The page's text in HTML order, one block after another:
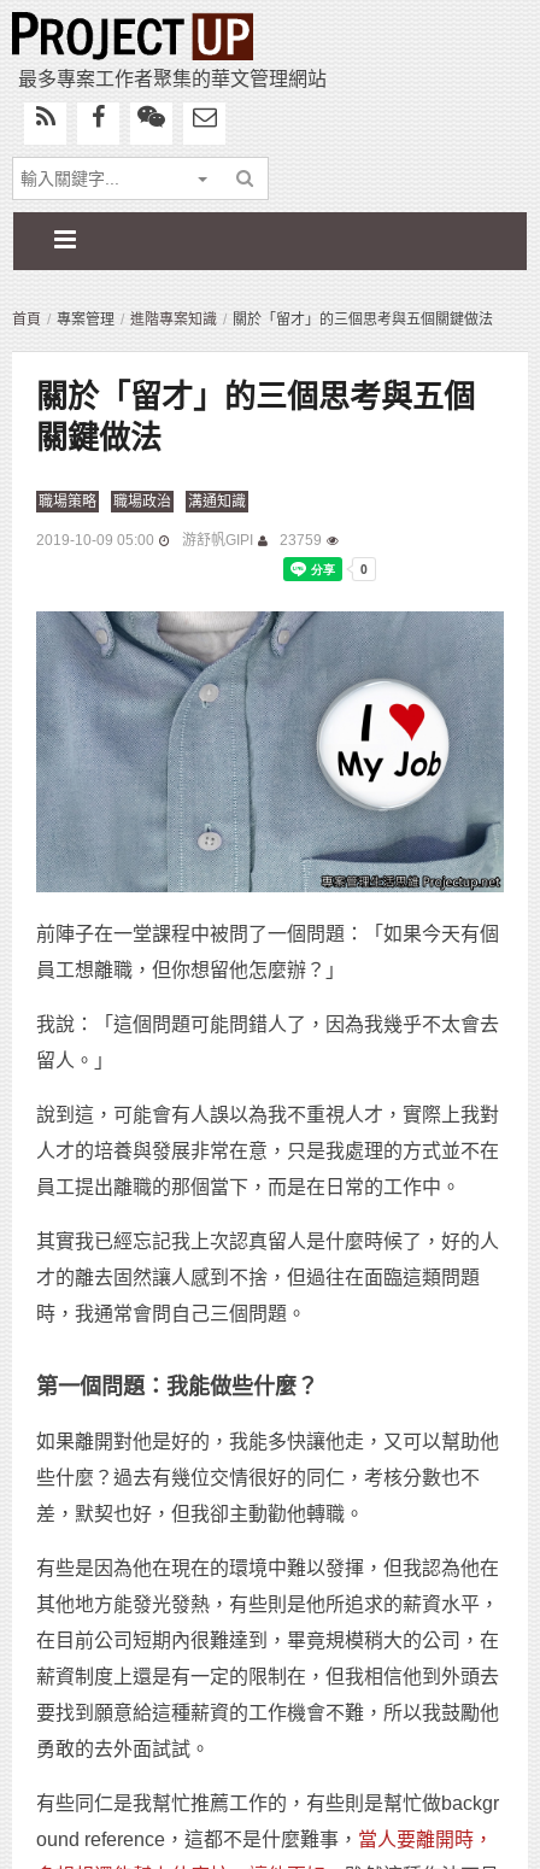
最多專案工作者聚集的華文管理網站
首頁 專案管理 進階專案知識 關於「留才」的三個思考與五個關鍵做法
關於「留才」的三個思考與五個
關鍵做法
職場策略 職場政治 溝通知識
2019-10-09 05:00 游舒帆GIPI 23759
前陣子在一堂課程中被問了一個問題：「如果今天有個
員工想離職，但你想留他怎麼辦？」
我說：「這個問題可能問錯人了，因為我幾乎不太會去
留人。」
說到這，可能會有人誤以為我不重視人才，實際上我對
人才的培養與發展非常在意，只是我處理的方式並不在
員工提出離職的那個當下，而是在日常的工作中。
其實我已經忘記我上次認真留人是什麼時候了，好的人
才的離去固然讓人感到不捨，但過往在面臨這類問題
時，我通常會問自己三個問題。
第一個問題：我能做些什麼？
如果離開對他是好的，我能多快讓他走，又可以幫助他
些什麼？過去有幾位交情很好的同仁，考核分數也不
差，默契也好，但我卻主動勸他轉職。
有些是因為他在現在的環境中難以發揮，但我認為他在
其他地方能發光發熱，有些則是他所追求的薪資水平，
在目前公司短期內很難達到，畢竟規模稍大的公司，在
薪資制度上還是有一定的限制在，但我相信他到外頭去
要找到願意給這種薪資的工作機會不難，所以我鼓勵他
勇敢的去外面試試。
有些同仁是我幫忙推薦工作的，有些則是幫忙做backgr
ound reference，這都不是什麼難事， 當人要離開時，